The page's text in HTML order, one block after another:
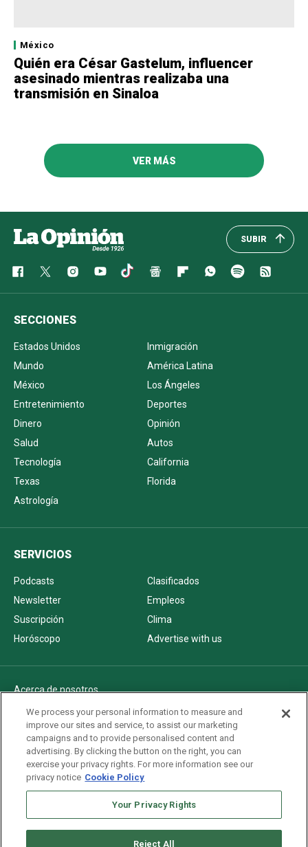
México
Quién era César Gastelum, influencer
asesinado mientras realizaba una
transmisión en Sinaloa
VER MÁS
SUBIR
SECCIONES
Estados Unidos
Inmigración
Mundo
América Latina
México
Los Ángeles
Entretenimiento
Deportes
Dinero
Opinión
Salud
Autos
Tecnología
California
Texas
Florida
Astrología
SERVICIOS
Podcasts
Clasificados
Newsletter
Empleos
Suscripción
Clima
Horóscopo
Advertise with us
Acerca de nosotros
Politica de privacidad
Pautas Editoriales
AdChoices
Advertise with us
Newsletters
We process your personal information to measure and
improve our sites and service, to assist our marketing
campaigns and to provide personalised content and
advertising. By clicking the button on the right, you can
exercise your privacy rights. For more information see our
privacy notice Cookie Policy
Your Privacy Rights
Reject All